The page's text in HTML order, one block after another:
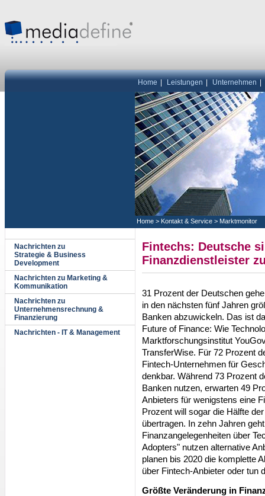
Home Leistungen Unternehmen
Home > Kontakt & Service > Marktmonitor
Nachrichten zu
Strategie & Business
Development
Nachrichten zu Marketing &
Kommunikation
Nachrichten zu
Unternehmensrechnung &
Finanzierung
Nachrichten - IT & Management
Fintechs: Deutsche
Finanzdienstleister
31 Prozent der Deutschen
in den nächsten fünf Jahren
Banken abzuwickeln. Das ist
Future of Finance: Wie
Marktforschungsinstitut
TransferWise. Für 72 Prozent
Fintech-Unternehmen für
denkbar. Während 73 Prozent
Banken nutzen, erwarten 49
Anbieters für wenigstens eine
Prozent will sogar die Hälfte
übertragen. In zehn Jahren
Finanzangelegenheiten über
Adopters" nutzen alternative
planen bis 2020 die komplette
über Fintech-Anbieter oder tun
Größte Veränderung in